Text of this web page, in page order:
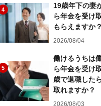
4
19歳年下の妻
ら年金を受け
もらえますか？
2026/08/04
5
働けるうちは
ら年金を受け
歳で退職した
取れますか？
2026/08/03